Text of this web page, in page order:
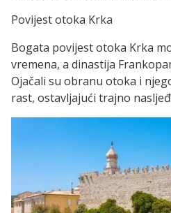
Povijest otoka Krka
Bogata povijest otoka Krka
vremena, a dinastija
Ojačali su obranu otoka i
rast, ostavljajući trajno